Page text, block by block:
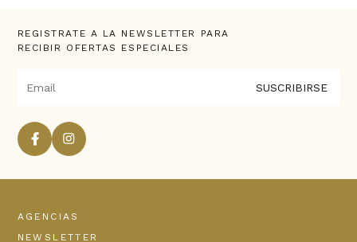
REGISTRATE A LA NEWSLETTER PARA
RECIBIR OFERTAS ESPECIALES
SUSCRIBIRSE
Facebook Hotel Bristol
Instagram Hotel Bristol
AGENCIAS
NEWSLETTER